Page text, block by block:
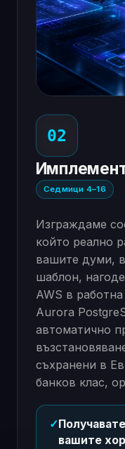
02
Седмици 4–16
Изграждаме
който реално
вашите думи,
шаблон,
AWS в
Aurora
автоматично
съхранени в
банков клас,
✓
вашите